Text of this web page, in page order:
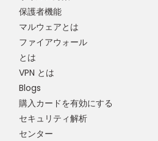
保護者機能
マルウェアとは
ファイアウォール
とは
VPN とは
Blogs
購入カードを有効にする
セキュリティ解析
センター